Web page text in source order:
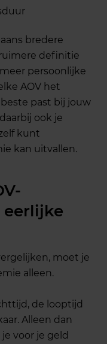
bredere
definitie
persoonlijke
AOV het
past bij jouw
ook je
kunt
kan uitvallen.
eerlijke
moet je
alleen.
de looptijd
Alleen dan
voor je geld